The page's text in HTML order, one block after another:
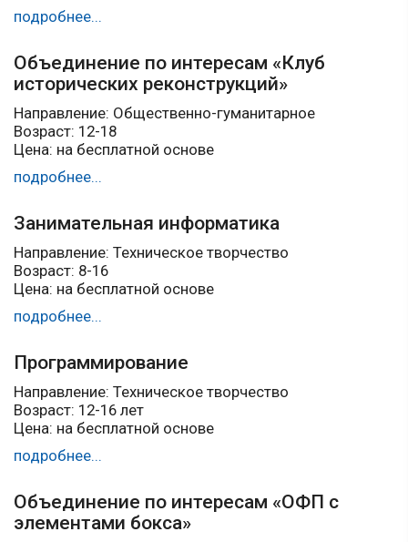
подробнее...
Объединение по интересам «Клуб
исторических реконструкций»
Направление: Общественно-гуманитарное
Возраст: 12-18
Цена: на бесплатной основе
подробнее...
Занимательная информатика
Направление: Техническое творчество
Возраст: 8-16
Цена: на бесплатной основе
подробнее...
Программирование
Направление: Техническое творчество
Возраст: 12-16 лет
Цена: на бесплатной основе
подробнее...
Объединение по интересам «ОФП с
элементами бокса»